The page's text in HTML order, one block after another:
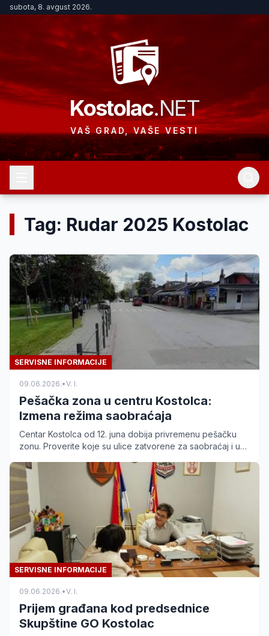
subota, 8. avgust 2026.
Kostolac.NET
VAŠ GRAD, VAŠE VESTI
Tag: Rudar 2025 Kostolac
SERVISNE INFORMACIJE
09.06.2026.•V. I.
Pešačka zona u centru Kostolca:
Izmena režima saobraćaja
Centar Kostolca od 12. juna dobija privremenu pešačku
zonu. Proverite koje su ulice zatvorene za saobraćaj i u
SERVISNE INFORMACIJE
09.06.2026.•V. I.
Prijem građana kod predsednice
Skupštine GO Kostolac